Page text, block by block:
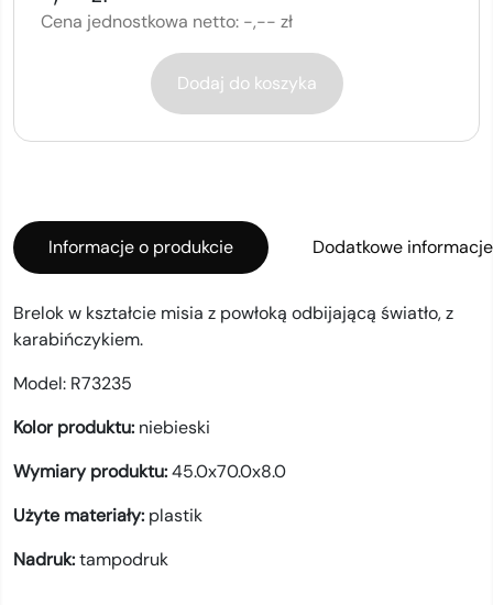
Cena jednostkowa netto: -,-- zł
Dodaj do koszyka
Informacje o produkcie Dodatkowe informacje
Brelok w kształcie misia z powłoką odbijającą światło, z
karabińczykiem.
Model: R73235
Kolor produktu: niebieski
Wymiary produktu:45.0x70.0x8.0
Użyte materiały: plastik
Nadruk:tampodruk